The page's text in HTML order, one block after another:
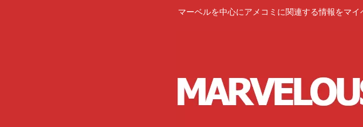
マーベルを中心にアメコミに関連する情報をマ